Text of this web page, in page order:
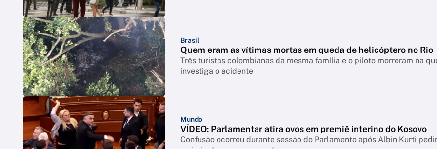
Brasil
Quem eram as vítimas mortas em queda de helicóptero no Rio
Três turistas colombianas da mesma família e o piloto morreram na
investiga o acidente
Mundo
VÍDEO: Parlamentar atira ovos em premiê interino do Kosovo
Confusão ocorreu durante sessão do Parlamento após Albin Kurti